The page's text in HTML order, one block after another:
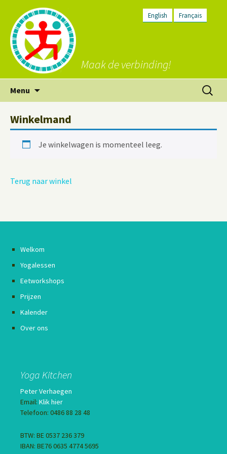
English Français
Maak de verbinding!
Menu
inhoud
Zoeken
naar:
Winkelmand
Je winkelwagen is momenteel leeg.
Terug naar winkel
Welkom
Yogalessen
Eetworkshops
Prijzen
Kalender
Over ons
Yoga Kitchen
Peter Verhaegen
Email: Klik hier
Telefoon: 0486 88 28 48
BTW: BE 0537 236 379
IBAN: BE76 0635 4774 5695